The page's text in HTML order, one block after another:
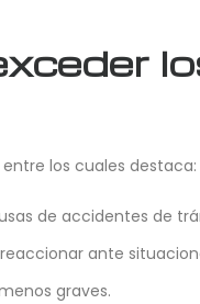
los cuales destaca:
de accidentes de
ante
graves.